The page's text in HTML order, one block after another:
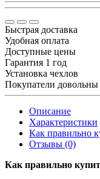
Быстрая доставка
Удобная оплата
Доступные цены
Гарантия 1 год
Установка чехлов
Покупатели довольны
Описание
Характеристики
Как правильно
Отзывы (0)
Как правильно